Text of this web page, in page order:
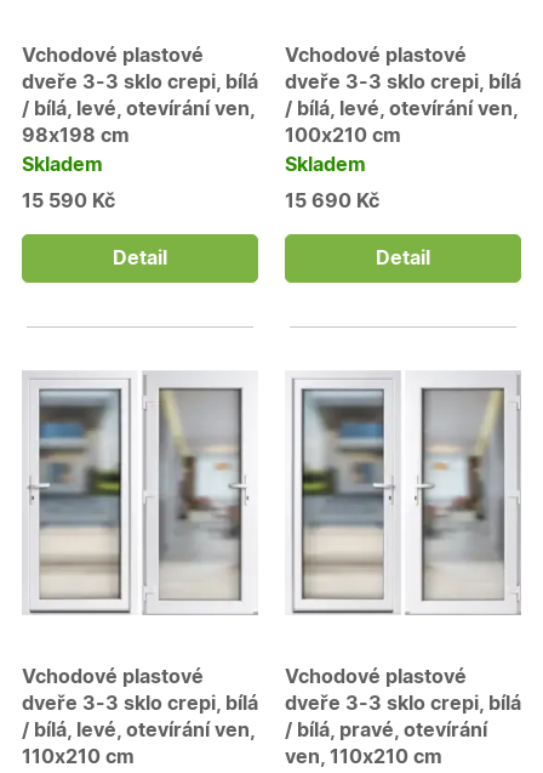
Vchodové plastové
dveře 3-3 sklo crepi, bílá
/ bílá, levé, otevírání ven,
98x198 cm
Skladem
15 590 Kč
Detail
Vchodové plastové
dveře 3-3 sklo crepi, bílá
/ bílá, levé, otevírání ven,
100x210 cm
Skladem
15 690 Kč
Detail
Vchodové plastové
dveře 3-3 sklo crepi, bílá
/ bílá, levé, otevírání ven,
110x210 cm
Vchodové plastové
dveře 3-3 sklo crepi, bílá
/ bílá, pravé, otevírání
ven, 110x210 cm